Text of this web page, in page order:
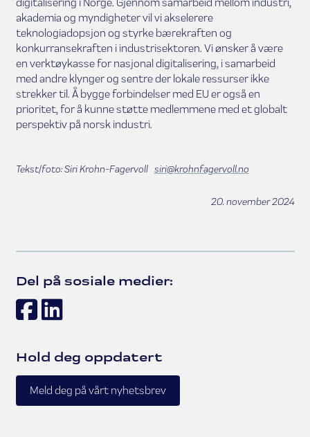
akademia og myndigheter vil vi akselerere
teknologiadopsjon og styrke bærekraften og
konkurransekraften i industrisektoren. Vi ønsker å være
en verktøykasse for nasjonal digitalisering, i samarbeid
med andre klynger og sentre der lokale ressurser ikke
strekker til. Å bygge forbindelser med EU er også en
prioritet, for å kunne støtte medlemmene med et globalt
perspektiv på norsk industri.
Tekst/foto: Siri Krohn-Fagervoll siri@krohnfagervoll.no
20. november 2024
Del på sosiale medier:
Facebook
LinkedIn
Hold deg oppdatert
Meld deg på vårt nyhetsbrev